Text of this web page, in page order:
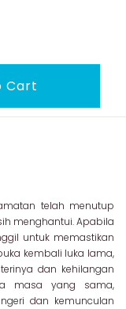
telah menutup
menghantui. Apabila
untuk memastikan
kembali luka lama,
dan kehilangan
masa yang sama,
dan kemunculan